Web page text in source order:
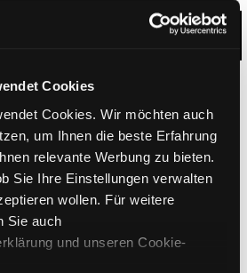
Cookies
Cookies. Wir möchten auch
um Ihnen die beste Erfahrung
relevante Werbung zu bieten.
Sie Ihre Einstellungen verwalten
wollen. Für weitere
Sie auch
und unseren Cookie-
ADD TO CART